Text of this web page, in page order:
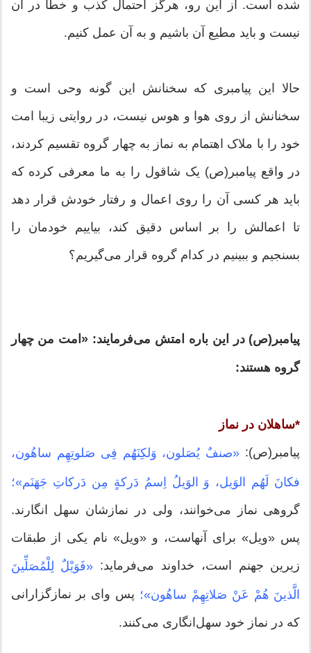
شده است. از این رو، هرگز احتمال کذب و خطا در آن
نیست و باید مطیع آن باشیم و به آن عمل کنیم.
حالا این پیامبری که سخنانش این گونه وحی است و
سخنانش از روی هوا و هوس نیست، در روایتی زیبا امت
خود را با ملاک اهتمام به نماز به چهار گروه تقسیم کردند،
در واقع پیامبر(ص) یک شاقول را به ما معرفی کرده که
باید هر کسی آن را روی اعمال و رفتار خودش قرار دهد
تا اعمالش را بر اساس دقیق کند، بیاییم خودمان را
بسنجیم و ببینیم در کدام گروه قرار می‌گیریم؟
پیامبر(ص) در این باره امتش می‌فرمایند: «امت من چهار
گروه هستند:
*ساهلان در نماز
پیامبر(ص): «صنفٌ یُصَلون، وَلکِنَهُم فِی صَلوتِهِم ساهُون،
فکانَ لَهُم الوَیل، وَ الوَیلُ اِسمُ دَرکةٍ مِن دَرکاتِ جَهَنَم»؛
گروهی نماز می‌خوانند، ولی در نمازشان سهل انگارند.
پس «ویل» برای آنهاست، و «ویل» نام یکی از طبقات
زیرین جهنم است، خداوند می‌فرماید: «فَوَیْلٌ لِلْمُصَلِّینَ
الَّذینَ هُمْ عَنْ صَلاتِهِمْ ساهُون»؛ پس واى بر نمازگزارانى
که در نماز خود سهل‌‏انگارى مى‌‏کنند.